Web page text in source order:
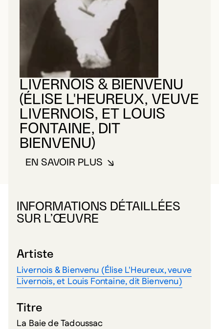
LIVERNOIS & BIENVENU
(ÉLISE L'HEUREUX, VEUVE
LIVERNOIS, ET LOUIS
FONTAINE, DIT
BIENVENU)
EN SAVOIR PLUSÀ PROPOS DE LIVERNOIS &
INFORMATIONS DÉTAILLÉES
SUR L’ŒUVRE
Artiste
Livernois & Bienvenu (Élise L'Heureux, veuve
Livernois, et Louis Fontaine, dit Bienvenu)
Titre
La Baie de Tadoussac